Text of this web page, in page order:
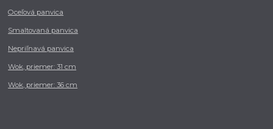
Oceľová panvica
Smaltovaná panvica
Nepriľnavá panvica
Wok, priemer: 31 cm
Wok, priemer: 36 cm